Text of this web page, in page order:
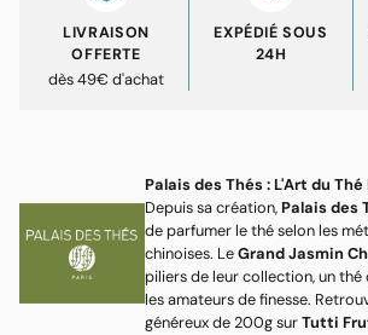
panierLIVRAISON
OFFERTE
dès 49€ d'achat
EXPÉDIÉ SOUS
24H
Palais des Thés : L'Art du
Depuis sa création,Palais des
de parfumer le thé selon les
chinoises. LeGrand Jasmin
piliers de leur collection, un
les amateurs de finesse.
généreux de 200g surTutti